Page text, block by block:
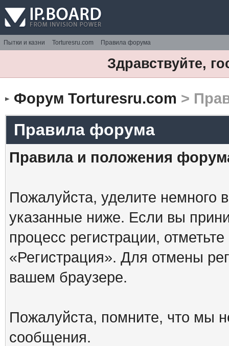
Пытки и казни Torturesru.com Правила форума
Здравствуйте,
Форум Torturesru.com >
Правила форума
Правила и положения
Пожалуйста, уделите немного
указанные ниже. Если вы
процесс регистрации,
«Регистрация». Для отмены
вашем браузере.
Пожалуйста, помните, что мы
сообщения.